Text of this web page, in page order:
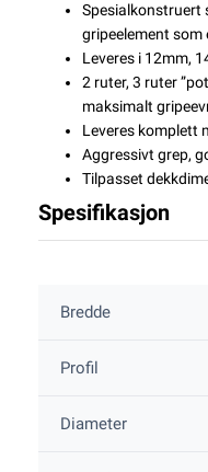
Spesialkonstruert
gripeelement som
Leveres i 12mm,
2 ruter, 3 ruter
maksimalt
Leveres komplett
Aggressivt grep,
Tilpasset
Spesifikasjon
Bredde
Profil
Diameter